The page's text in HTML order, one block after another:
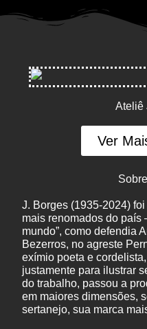
Ateliê
Ver
J. Borges (1935-2024)
mais renomados do país
mundo”, como defendia
Bezerros, no agreste
exímio poeta e
justamente para ilustrar
do trabalho, passou a
em maiores dimensões,
sertanejo, sua marca